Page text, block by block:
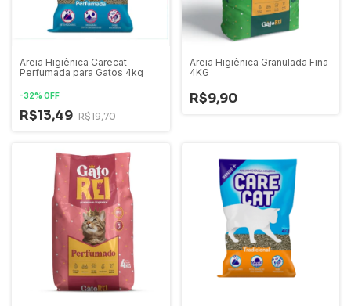
Areia Higiênica Carecat
Perfumada para Gatos 4kg
-32% OFF
R$13,49 R$19,70
Areia Higiênica Granulada Fina
4KG
R$9,90